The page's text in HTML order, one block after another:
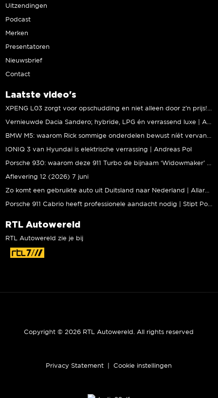
Uitzendingen
Podcast
Merken
Presentatoren
Nieuwsbrief
Contact
Laatste video's
XPENG L03 zorgt voor opschudding en niet alleen door z’n prijs! | Jeroen Mul
Vernieuwde Dacia Sandero; hybride, LPG én verrassend luxe | Andreas Pol
BMW M5: waarom Rick sommige onderdelen bewust níét vervangt | Stipt Polish Point
IONIQ 3 van Hyundai is elektrische verrassing | Andreas Pol
Porsche 930: waarom deze 911 Turbo de bijnaam ‘Widowmaker’ kreeg | Gallery Aaldering
Aflevering 12 (2026) 7 juni
Zo komt een gebruikte auto uit Duitsland naar Nederland | Allard Kalff
Porsche 911 Cabrio heeft professionele aandacht nodig | Stipt Polish Point
RTL Autowereld
RTL Autowereld zie je bij
Copyright © 2026 RTL Autowereld. All rights reserved
Privacy Statement Cookie instellingen